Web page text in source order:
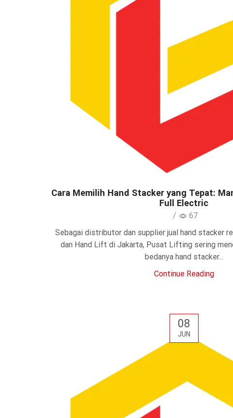
Cara Memilih Hand Stacker yang Tepat:
Full Electric
/
67
Sebagai distributor dan supplier jual hand stacker
dan Hand Lift di Jakarta, Pusat Lifting sering
bedanya hand stacker...
Continue Reading
08
JUN